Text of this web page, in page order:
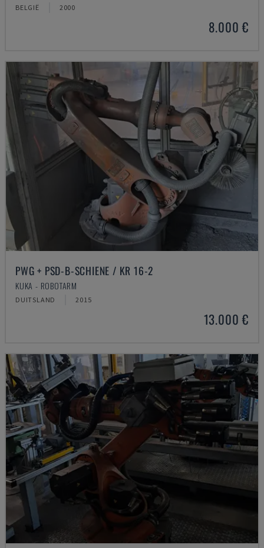
BELGIË 2000
8.000 €
PWG + PSD-B-SCHIENE / KR 16-2
KUKA - ROBOTARM
DUITSLAND 2015
13.000 €